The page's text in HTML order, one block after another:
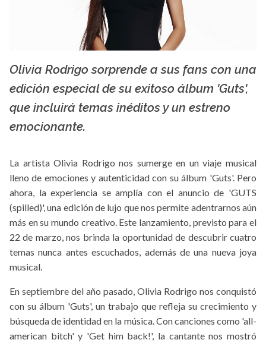
La X mas música
Olivia Rodrigo sorprende a sus fans con una
edición especial de su exitoso álbum 'Guts',
que incluirá temas inéditos y un estreno
emocionante.
La artista Olivia Rodrigo nos sumerge en un viaje musical
lleno de emociones y autenticidad con su álbum 'Guts'. Pero
ahora, la experiencia se amplía con el anuncio de 'GUTS
(spilled)', una edición de lujo que nos permite adentrarnos aún
más en su mundo creativo. Este lanzamiento, previsto para el
22 de marzo, nos brinda la oportunidad de descubrir cuatro
temas nunca antes escuchados, además de una nueva joya
musical.
En septiembre del año pasado, Olivia Rodrigo nos conquistó
con su álbum 'Guts', un trabajo que refleja su crecimiento y
búsqueda de identidad en la música. Con canciones como 'all-
american bitch' y 'Get him back!', la cantante nos mostró